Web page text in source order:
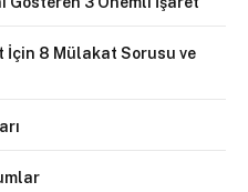
İçin 8 Mülakat Sorusu ve